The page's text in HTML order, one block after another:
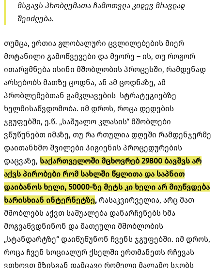
მსგავს პრობლემათა ჩამოთვლა კიდევ მრავლად
შეიძლება.
თუმცა, ერთია გლობალური ცვლილებების მიერ
მოტანილი გამოწვევები და მეორე – ის, თუ როგორ
ითარგმნება ისინი მშობლობის პროცესში, რამდენად
არსებობს მათზე ცოდნა, ან ამ ცოდნაზე, ამ
პრობლემებთან გამკლავების სტრატეგიებზე
ხელმისაწვდომობა. იმ დროს, როცა დედების
ჯგუფებში, ე.წ. „საშუალო კლასის“ მშობლები
ვწუწუნებთ იმაზე, თუ რა რთულია დღეში რამდენჯერმე
დაითანხმო შვილები ჰიგიენის პროცედურების
დაცვაზე, საქართველოში მცხოვრებ 29800 ბავშვს არ
აქვს პირობები რომ სახლში წყლითა და საპნით
დაიბანოს ხელი, 50000-ზე მეტს კი ხელი არ მიუწვდება
ხარისხიან ინტერნეტზე, რასაკვირველია, არც მათ
მშობლებს აქვთ საშუალება დანარჩენებს ხმა
მოგვაწვდნინონ და მათეული მშობლობის
„სტანდარტზე“ დაიწუწუნონ ჩვენს ჯგუფებში. იმ დროს,
როცა ჩვენ სოციალურ ქსელში ერთმანეთს რჩევას
ვთხოვთ მზისგან დამცავი რომელი მალამო სჯობს